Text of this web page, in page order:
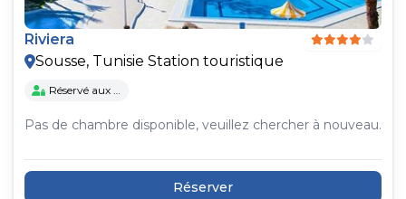
Riviera
Sousse, Tunisie Station touristique
Pas de chambre disponible, veuillez chercher à nouveau.
Réserver